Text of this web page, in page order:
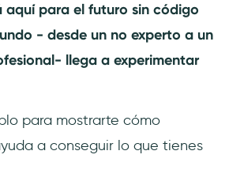
aquí para el futuro sin código
- desde un no experto a un
llega a experimentar
para mostrarte cómo
a conseguir lo que tienes